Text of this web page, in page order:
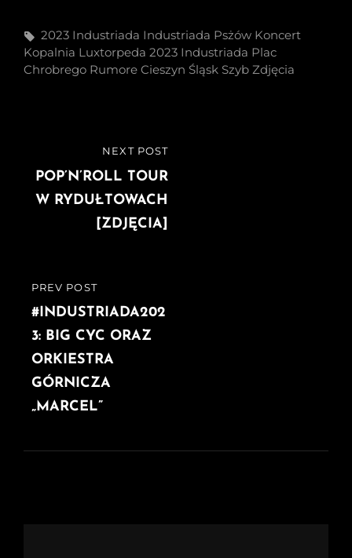
Tags,
2023 Industriada Industriada Psżów Koncert
Kopalnia Luxtorpeda 2023 Industriada Plac
Chrobrego Rumore Cieszyn Śląsk Szyb Zdjęcia
Nawigacja
wpisu
PREVIOUS
POST
PREV POST
#INDUSTRIADA202
3: BIG CYC ORAZ
ORKIESTRA
GÓRNICZA
„MARCEL”
POST
NEXT POST
POP’N’ROLL TOUR
W RYDUŁTOWACH
[ZDJĘCIA]